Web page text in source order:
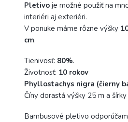
Pletivo je možné použiť na
interiéri aj exteriéri.
V ponuke máme rôzne výšky
cm.
Tienivosť: 80%.
Životnosť: 10 rokov
Phyllostachys nigra (čierny
Číny dorastá výšky 25 m a
Bambusové pletivo